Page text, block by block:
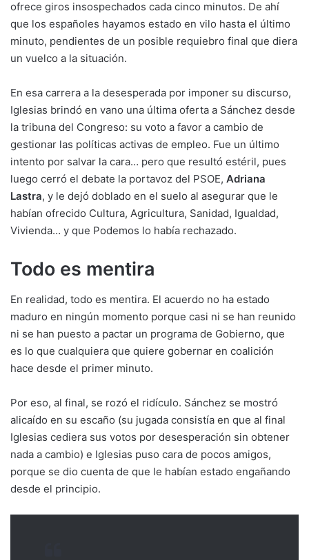
ofrece giros insospechados cada cinco minutos. De ahí
que los españoles hayamos estado en vilo hasta el último
minuto, pendientes de un posible requiebro final que diera
un vuelco a la situación.
En esa carrera a la desesperada por imponer su discurso,
Iglesias brindó en vano una última oferta a Sánchez desde
la tribuna del Congreso: su voto a favor a cambio de
gestionar las políticas activas de empleo. Fue un último
intento por salvar la cara… pero que resultó estéril, pues
luego cerró el debate la portavoz del PSOE, Adriana
Lastra, y le dejó doblado en el suelo al asegurar que le
habían ofrecido Cultura, Agricultura, Sanidad, Igualdad,
Vivienda… y que Podemos lo había rechazado.
Todo es mentira
En realidad, todo es mentira. El acuerdo no ha estado
maduro en ningún momento porque casi ni se han reunido
ni se han puesto a pactar un programa de Gobierno, que
es lo que cualquiera que quiere gobernar en coalición
hace desde el primer minuto.
Por eso, al final, se rozó el ridículo. Sánchez se mostró
alicaído en su escaño (su jugada consistía en que al final
Iglesias cediera sus votos por desesperación sin obtener
nada a cambio) e Iglesias puso cara de pocos amigos,
porque se dio cuenta de que le habían estado engañando
desde el principio.